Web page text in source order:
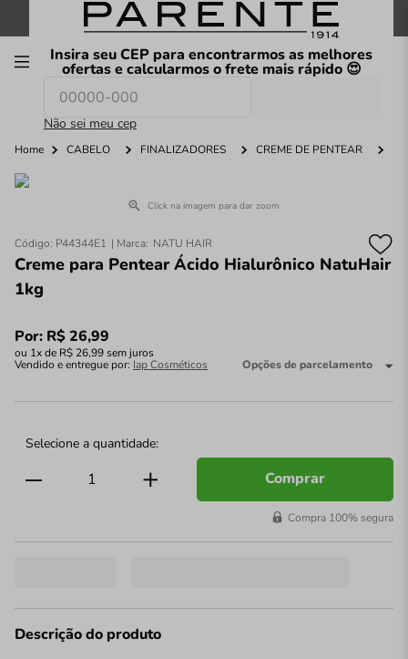
FRETE GRÁTIS nas compras a partir de R$199
Insira seu CEP para encontrarmos as melhores
ofertas e calcularmos o frete mais rápido 😍
Não sei meu cep
O que você procura hoje?
Home CABELO FINALIZADORES CREME DE PENTEAR
Click na imagem para dar zoom
Código: P44344E1 NATU HAIR
Creme para Pentear Ácido Hialurônico NatuHair
1kg
Por: R$ 26,99
ou 1x de R$ 26,99sem juros
Vendido e entregue por: Iap Cosméticos Opções de parcelamento
Comprar
Compra 100% segura
Descrição do produto